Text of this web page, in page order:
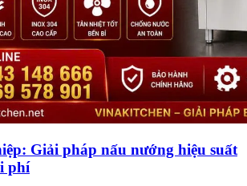
Giải pháp nấu nướng hiệu suất
phí